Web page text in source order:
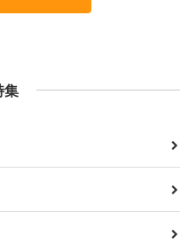
集